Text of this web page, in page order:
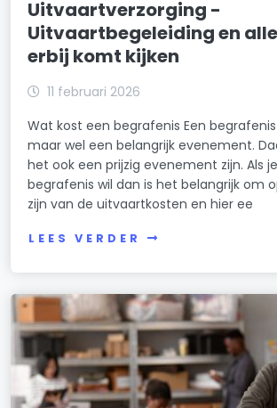
Uitvaartverzorging -
Uitvaartbegeleiding en
erbij komt kijken
11 februari 2026
Wat kost een begrafenis Een
maar wel een belangrijk evenement.
het ook een prijzig evenement zijn. Als
begrafenis wil dan is het belangrijk om
zijn van de uitvaartkosten en hier ee
LEES VERDER